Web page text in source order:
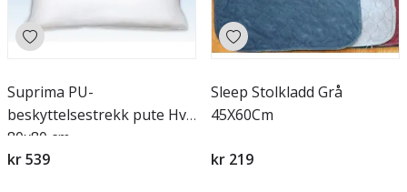
Suprima PU-
beskyttelsestrekk pute Hvit
80x80 cm
kr 539
Sleep Stolkladd Grå
45X60Cm
kr 219